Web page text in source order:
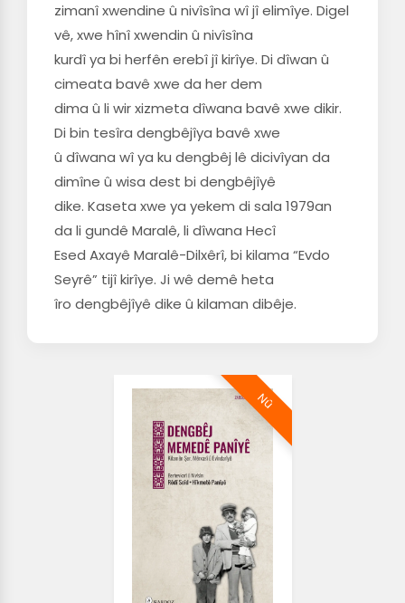
zimanî xwendine û nivîsîna wî jî elimîye. Digel
vê, xwe hînî xwendin û nivîsîna
kurdî ya bi herfên erebî jî kirîye. Di dîwan û
cimeata bavê xwe da her dem
dima û li wir xizmeta dîwana bavê xwe dikir.
Di bin tesîra dengbêjîya bavê xwe
û dîwana wî ya ku dengbêj lê dicivîyan da
dimîne û wisa dest bi dengbêjîyê
dike. Kaseta xwe ya yekem di sala 1979an
da li gundê Maralê, li dîwana Hecî
Esed Axayê Maralê-Dilxêrî, bi kilama “Evdo
Seyrê” tijî kirîye. Ji wê demê heta
îro dengbêjîyê dike û kilaman dibêje.
Nû